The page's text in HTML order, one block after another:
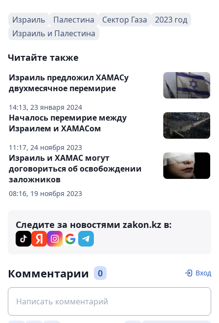
Израиль Палестина Сектор Газа
2023 год
Израиль и Палестина
Читайте также
14:13, 23 января 2024
Израиль предложил ХАМАСу
двухмесячное перемирие
11:17, 24 ноября 2023
Началось перемирие между
Израилем и ХАМАСом
08:16, 19 ноября 2023
Израиль и ХАМАС могут
договориться об освобождении
заложников
Следите за новостями zakon.kz в:
Комментарии 0 Вход